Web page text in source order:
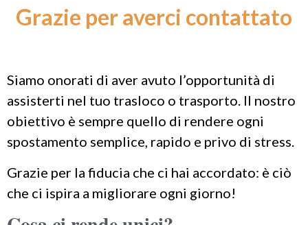
Grazie per averci contattato
Siamo onorati di aver avuto l’opportunità di
assisterti nel tuo trasloco o trasporto. Il nostro
obiettivo è sempre quello di rendere ogni
spostamento semplice, rapido e privo di stress.
Grazie per la fiducia che ci hai accordato: è ciò
che ci ispira a migliorare ogni giorno!